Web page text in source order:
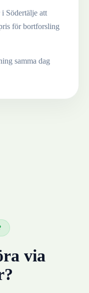
i Södertälje att
för bortforsling
samma dag
via